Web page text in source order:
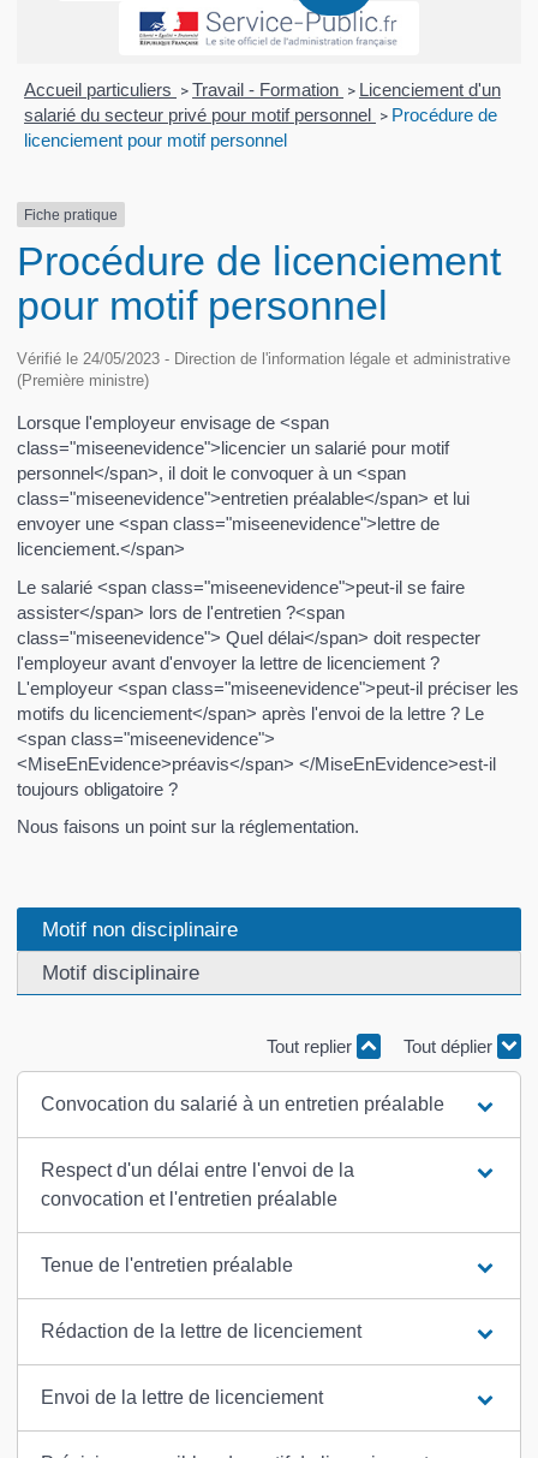
Accueil particuliers > Travail - Formation > Licenciement d'un
salarié du secteur privé pour motif personnel > Procédure de
licenciement pour motif personnel
Fiche pratique
Procédure de licenciement
pour motif personnel
Vérifié le 24/05/2023 - Direction de l'information légale et administrative
(Première ministre)
Lorsque l'employeur envisage de <span
class="miseenevidence">licencier un salarié pour motif
personnel</span>, il doit le convoquer à un <span
class="miseenevidence">entretien préalable</span> et lui
envoyer une <span class="miseenevidence">lettre de
licenciement.</span>
Le salarié <span class="miseenevidence">peut-il se faire
assister</span> lors de l'entretien ?<span
class="miseenevidence"> Quel délai</span> doit respecter
l'employeur avant d'envoyer la lettre de licenciement ?
L'employeur <span class="miseenevidence">peut-il préciser les
motifs du licenciement</span> après l'envoi de la lettre ? Le
<span class="miseenevidence">
<MiseEnEvidence>préavis</span> </MiseEnEvidence>est-il
toujours obligatoire ?
Nous faisons un point sur la réglementation.
Motif non disciplinaire
Motif disciplinaire
Tout replier Tout déplier
Convocation du salarié à un entretien préalable
Respect d'un délai entre l'envoi de la
convocation et l'entretien préalable
Tenue de l'entretien préalable
Rédaction de la lettre de licenciement
Envoi de la lettre de licenciement